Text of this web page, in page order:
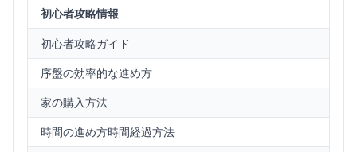
初心者攻略情報
初心者攻略ガイド
序盤の効率的な進め方
家の購入方法
時間の進め方時間経過方法